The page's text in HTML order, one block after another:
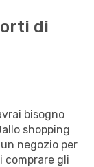
di
bisogno
shopping
negozio per
comprare gli